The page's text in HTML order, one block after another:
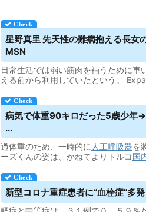
星野真里 先天性の難病抱える長女
MSN
日常生活では弱い筋肉を補うために車
える前から利用していたという。
病気で体重90キロだった5歳少年
...
過体重のため、一時的に 人工呼吸器を
ーズくんの姿は、かねてよりトルコ国
新型コロナ重症患者に“血栓症”多発